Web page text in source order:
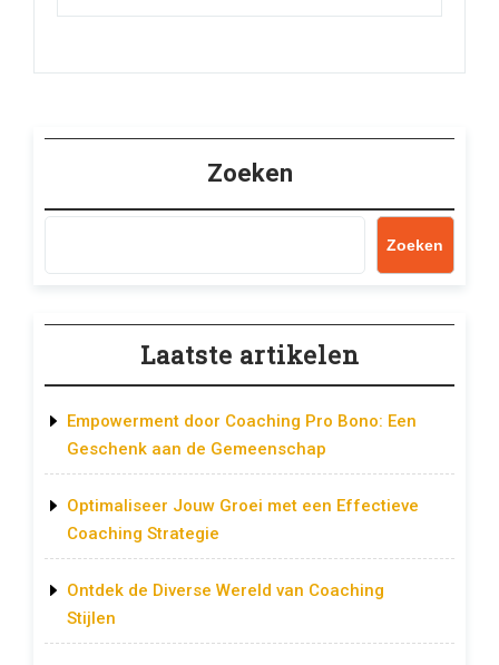
Zoeken
Zoeken
Laatste artikelen
Empowerment door Coaching Pro Bono: Een
Geschenk aan de Gemeenschap
Optimaliseer Jouw Groei met een Effectieve
Coaching Strategie
Ontdek de Diverse Wereld van Coaching
Stijlen